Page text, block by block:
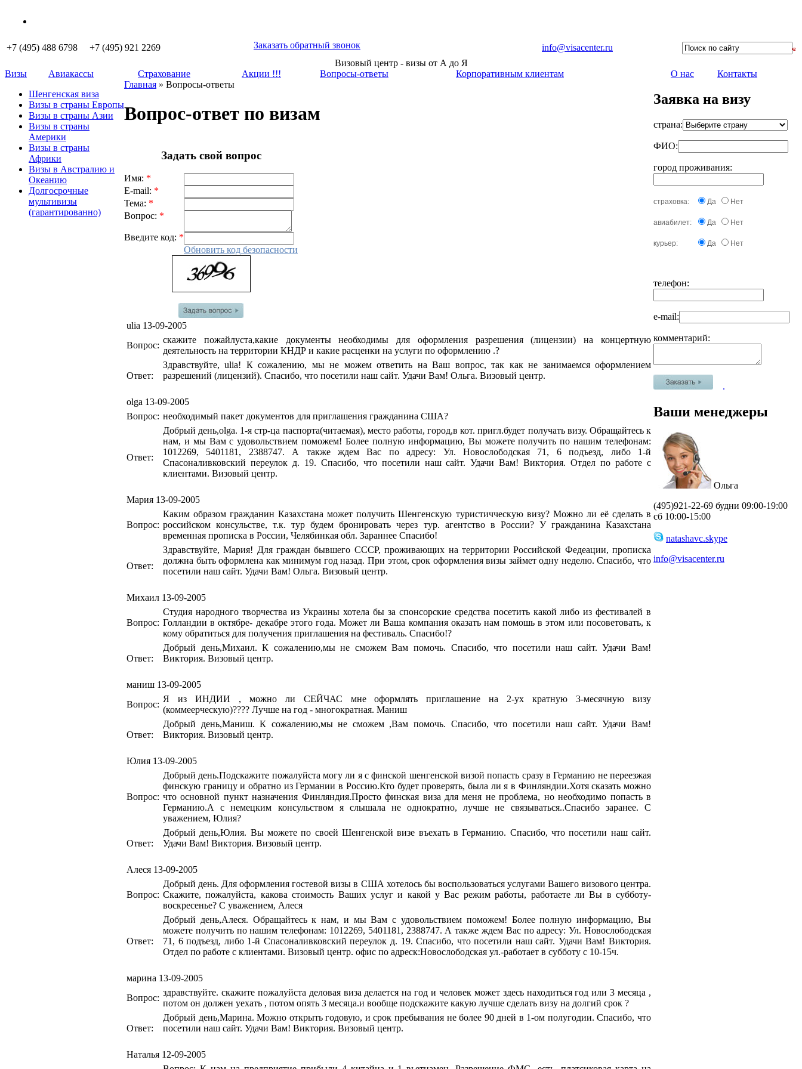
+7 (495) 488 6798 +7 (495) 921 2269 Заказать обратный звонок
info@visacenter.ru
Визовый центр - визы от А до Я
Визы
Авиакассы Страхование Акции !!! Вопросы-ответы Корпоративным клиентам О нас
Контакты
Шенгенская виза
Визы в страны Европы
Визы в страны Азии
Визы в страны
Америки
Визы в страны
Африки
Визы в Австралию и
Океанию
Долгосрочные
мультивизы
(гарантированно)
Главная » Вопросы-ответы
Вопрос-ответ по визам
Задать свой вопрос
Имя: *
E-mail: *
Тема: *
Вопрос: *
Введите код: *
Обновить код безопасности
ulia 13-09-2005
Вопрос:
скажите пожайлуста,какие документы необходимы для оформления разрешения (лицензии) на концертную
деятельность на территории КНДР и какие расценки на услуги по оформлению .?
Ответ:
Здравствуйте, ulia! К сожалению, мы не можем ответить на Ваш вопрос, так как не занимаемся оформлением
разрешений (лицензий). Спасибо, что посетили наш сайт. Удачи Вам! Ольга. Визовый центр.
olga 13-09-2005
Вопрос: необходимый пакет документов для приглашения гражданина США?
Ответ:
Добрый день,olga. 1-я стр-ца паспорта(читаемая), место работы, город,в кот. пригл.будет получать визу. Обращайтесь к
нам, и мы Вам с удовольствием поможем! Более полную информацию, Вы можете получить по нашим телефонам:
1012269, 5401181, 2388747. А также ждем Вас по адресу: Ул. Новослободская 71, 6 подъезд, либо 1-й
Спасоналивковский переулок д. 19. Спасибо, что посетили наш сайт. Удачи Вам! Виктория. Отдел по работе с
клиентами. Визовый центр.
Мария 13-09-2005
Вопрос:
Каким образом гражданин Казахстана может получить Шенгенскую туристичческую визу? Можно ли её сделать в
российском консульстве, т.к. тур будем бронировать через тур. агентство в России? У гражданина Казахстана
временная прописка в России, Челябинкая обл. Зараннее Спасибо!
Ответ:
Здравствуйте, Мария! Для граждан бывшего СССР, проживающих на территории Российской Федеации, прописка
должна быть оформлена как минимум год назад. При этом, срок оформления визы займет одну неделю. Спасибо, что
посетили наш сайт. Удачи Вам! Ольга. Визовый центр.
Михаил 13-09-2005
Вопрос:
Студия народного творчества из Украины хотела бы за спонсорские средства посетить какой либо из фестивалей в
Голландии в октябре- декабре этого года. Может ли Ваша компания оказать нам помошь в этом или посоветовать, к
кому обратиться для получения приглашения на фестиваль. Спасибо!?
Ответ:
Добрый день,Михаил. К сожалению,мы не сможем Вам помочь. Спасибо, что посетили наш сайт. Удачи Вам!
Виктория. Визовый центр.
маниш 13-09-2005
Вопрос:
Я из ИНДИИ , можно ли СЕЙЧАС мне оформлять приглашение на 2-ух кратную 3-месячную визу
(коммеерческую)???? Лучше на год - многократная. Маниш
Ответ:
Добрый день,Маниш. К сожалению,мы не сможем ,Вам помочь. Спасибо, что посетили наш сайт. Удачи Вам!
Виктория. Визовый центр.
Юлия 13-09-2005
Вопрос:
Добрый день.Подскажите пожалуйста могу ли я с финской шенгенской визой попасть сразу в Германию не переезжая
финскую границу и обратно из Германии в Россию.Кто будет проверять, была ли я в Финляндии.Хотя сказать можно
что основной пункт назначения Финляндия.Просто финская виза для меня не проблема, но необходимо попасть в
Германию.А с немецким консульством я слышала не однократно, лучше не связываться..Спасибо заранее. С
уважением, Юлия?
Ответ:
Добрый день,Юлия. Вы можете по своей Шенгенской визе въехать в Германию. Спасибо, что посетили наш сайт.
Удачи Вам! Виктория. Визовый центр.
Алеся 13-09-2005
Вопрос:
Добрый день. Для оформления гостевой визы в США хотелось бы воспользоваться услугами Вашего визового центра.
Скажите, пожалуйста, какова стоимость Ваших услуг и какой у Вас режим работы, работаете ли Вы в субботу-
воскресенье? С уважением, Алеся
Ответ:
Добрый день,Алеся. Обращайтесь к нам, и мы Вам с удовольствием поможем! Более полную информацию, Вы
можете получить по нашим телефонам: 1012269, 5401181, 2388747. А также ждем Вас по адресу: Ул. Новослободская
71, 6 подъезд, либо 1-й Спасоналивковский переулок д. 19. Спасибо, что посетили наш сайт. Удачи Вам! Виктория.
Отдел по работе с клиентами. Визовый центр. офис по адреск:Новослободская ул.-работает в субботу с 10-15ч.
марина 13-09-2005
Вопрос:
здравствуйте. скажите пожалуйста деловая виза делается на год и человек может здесь находиться год или 3 месяца ,
потом он должен уехать , потом опять 3 месяца.и вообще подскажите какую лучше сделать визу на долгий срок ?
Ответ:
Добрый день,Марина. Можно открыть годовую, и срок пребывания не более 90 дней в 1-ом полугодии. Спасибо, что
посетили наш сайт. Удачи Вам! Виктория. Визовый центр.
Наталья 12-09-2005
Заявка на визу
страна:
ФИО:
город проживания:
страховка: Да Нет
авиабилет: Да Нет
курьер: Да Нет
телефон:
e-mail:
комментарий:
.
Ваши менеджеры
Ольга
(495)921-22-69 будни 09:00-19:00
сб 10:00-15:00
natashavc.skype
info@visacenter.ru